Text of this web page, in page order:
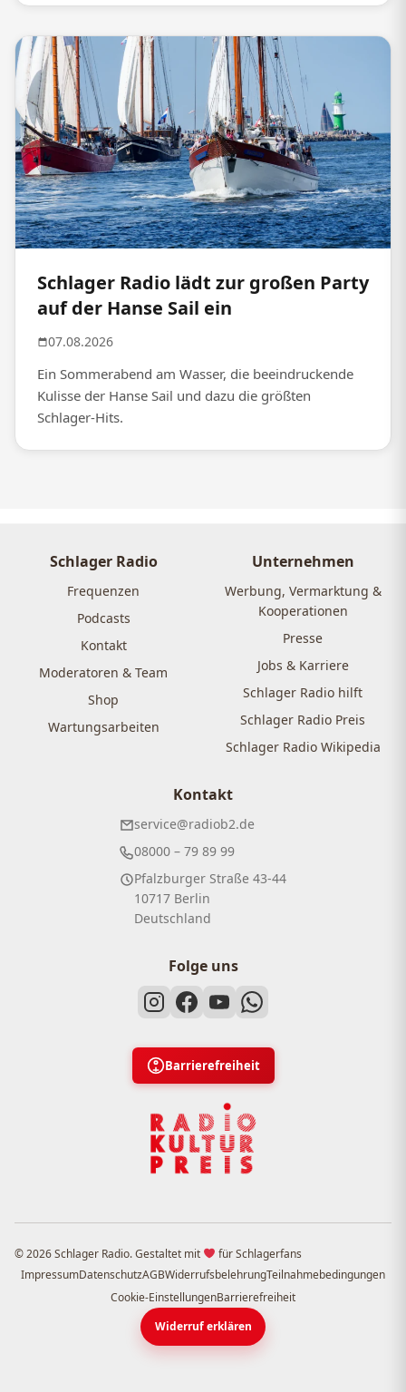
Schlager Radio lädt zur großen Party
auf der Hanse Sail ein
07.08.2026
Ein Sommerabend am Wasser, die beeindruckende
Kulisse der Hanse Sail und dazu die größten
Schlager-Hits.
Schlager Radio
Frequenzen
Podcasts
Kontakt
Moderatoren & Team
Shop
Wartungsarbeiten
Unternehmen
Werbung, Vermarktung &
Kooperationen
Presse
Jobs & Karriere
Schlager Radio hilft
Schlager Radio Preis
Schlager Radio Wikipedia
Kontakt
service@radiob2.de
08000 – 79 89 99
Pfalzburger Straße 43-44
10717 Berlin
Deutschland
Folge uns
Barrierefreiheit
© 2026 Schlager Radio. Gestaltet mit
für Schlagerfans
ImpressumDatenschutzAGBWiderrufsbelehrungTeilnahmebedingungen
Cookie-EinstellungenBarrierefreiheit
Widerruf erklären